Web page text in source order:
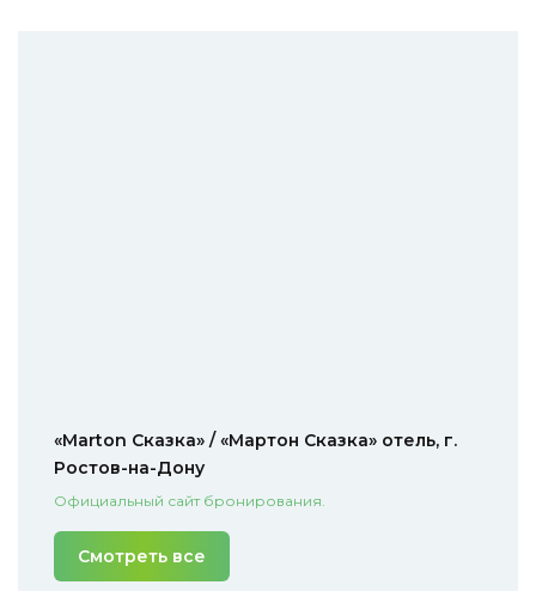
«Marton Сказка» / «Мартон Сказка» отель, г.
Ростов-на-Дону
Официальный сайт бронирования.
Смотреть все